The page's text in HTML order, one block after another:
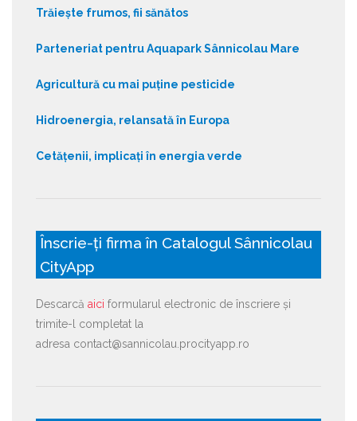
Trăiește frumos, fii sănătos
Parteneriat pentru Aquapark Sânnicolau Mare
Agricultură cu mai puține pesticide
Hidroenergia, relansată în Europa
Cetățenii, implicați în energia verde
Înscrie-ți firma în Catalogul Sânnicolau
CityApp
Descarcă aici formularul electronic de înscriere și
trimite-l completat la
adresa contact@sannicolau.procityapp.ro